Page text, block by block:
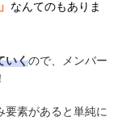
なんてのもありま
いくので、メンバー
要素があると単純に